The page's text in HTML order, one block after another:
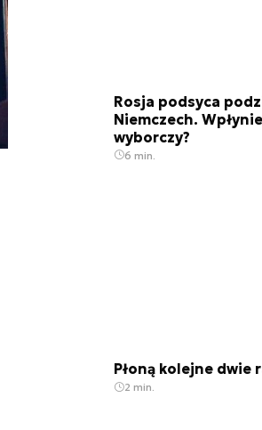
Rosja podsyca
Niemczech.
wyborczy?
6 min.
Płoną kolejne dwie
2 min.